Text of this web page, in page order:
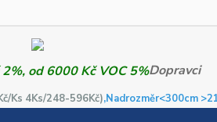
Dopravci
Ks 4Ks/248-596Kč),Nadrozměr<300cm